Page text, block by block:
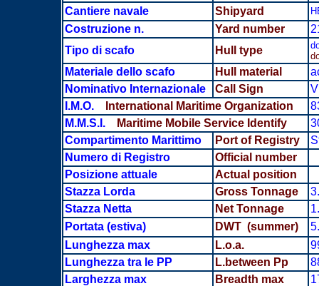
Cantiere navale
Shipyard
Costruzione n. Yard number
Tipo di scafo
Hull type
Materiale dello scafo Hull material
Nominativo Internazionale
Call Sign
I.M.O.
International Maritime Organization
M.M.S.I.
Maritime Mobile Service Identify
Compartimento Marittimo
Port of Registry
Numero di Registro
Official number
Posizione attuale
Actual position
Stazza Lorda
Gross Tonnage
Stazza Netta
Net Tonnage
Portata(estiva) DWT (summer)
Lunghezza max
L.o.a.
Lunghezza tra le PP
L.between Pp
Larghezza max
Breadth max